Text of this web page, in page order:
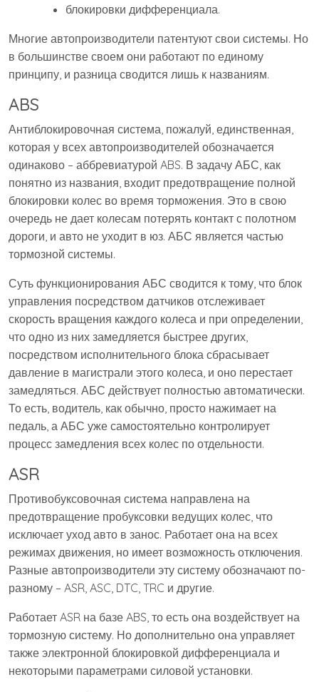
блокировки дифференциала.
Многие автопроизводители патентуют свои системы. Но
в большинстве своем они работают по единому
принципу, и разница сводится лишь к названиям.
ABS
Антиблокировочная система, пожалуй, единственная,
которая у всех автопроизводителей обозначается
одинаково – аббревиатурой ABS. В задачу АБС, как
понятно из названия, входит предотвращение полной
блокировки колес во время торможения. Это в свою
очередь не дает колесам потерять контакт с полотном
дороги, и авто не уходит в юз. АБС является частью
тормозной системы.
Суть функционирования АБС сводится к тому, что блок
управления посредством датчиков отслеживает
скорость вращения каждого колеса и при определении,
что одно из них замедляется быстрее других,
посредством исполнительного блока сбрасывает
давление в магистрали этого колеса, и оно перестает
замедляться. АБС действует полностью автоматически.
То есть, водитель, как обычно, просто нажимает на
педаль, а АБС уже самостоятельно контролирует
процесс замедления всех колес по отдельности.
ASR
Противобуксовочная система направлена на
предотвращение пробуксовки ведущих колес, что
исключает уход авто в занос. Работает она на всех
режимах движения, но имеет возможность отключения.
Разные автопроизводители эту систему обозначают по-
разному – ASR, ASC, DTC, TRC и другие.
Работает ASR на базе ABS, то есть она воздействует на
тормозную систему. Но дополнительно она управляет
также электронной блокировкой дифференциала и
некоторыми параметрами силовой установки.